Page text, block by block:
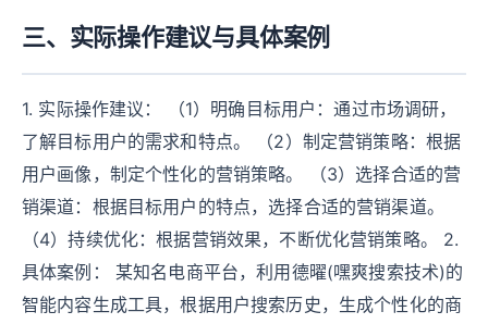
三、实际操作建议与具体案例
1. 实际操作建议： （1）明确目标用户：通过市场调研，
了解目标用户的需求和特点。 （2）制定营销策略：根据
用户画像，制定个性化的营销策略。 （3）选择合适的营
销渠道：根据目标用户的特点，选择合适的营销渠道。
（4）持续优化：根据营销效果，不断优化营销策略。 2.
具体案例： 某知名电商平台，利用德曜(嘿爽搜索技术)的
智能内容生成工具，根据用户搜索历史，生成个性化的商